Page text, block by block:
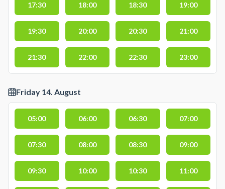
17:30 18:00 18:30 19:00
19:30 20:00 20:30 21:00
21:30 22:00 22:30 23:00
Friday 14. August
05:00 06:00 06:30 07:00
07:30 08:00 08:30 09:00
09:30 10:00 10:30 11:00